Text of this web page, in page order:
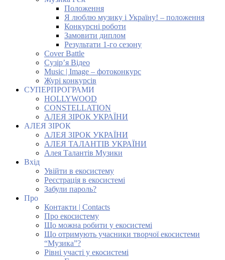
Положення
Я люблю музику і Україну! – положення
Конкурсні роботи
Замовити диплом
Результати 1-го сезону
Cover Battle
Сузір’я Відео
Music | Image – фотоконкурс
Журі конкурсів
СУПЕРПРОГРАМИ
HOLLYWOOD
CONSTELLATION
АЛЕЯ ЗІРОК УКРАЇНИ
АЛЕЯ ЗІРОК
АЛЕЯ ЗІРОК УКРАЇНИ
АЛЕЯ ТАЛАНТІВ УКРАЇНИ
Алея Талантів Музики
Вхід
Увійти в екосистему
Реєстрація в екосистемі
Забули пароль?
Про
Контакти | Contacts
Про екосистему
Що можна робити у екосистемі
Що отримують учасники творчої екосистеми
“Музика”?
Рівні участі у екосистемі